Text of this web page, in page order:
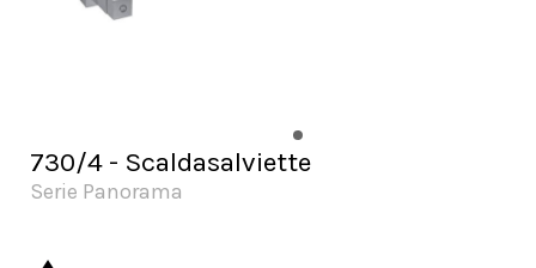
730/4 - Scaldasalviette
Serie Panorama